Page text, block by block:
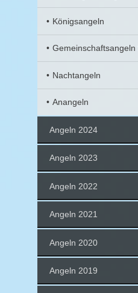
Königsangeln
Gemeinschaftsangeln
Nachtangeln
Anangeln
Angeln 2024
Angeln 2023
Angeln 2022
Angeln 2021
Angeln 2020
Angeln 2019